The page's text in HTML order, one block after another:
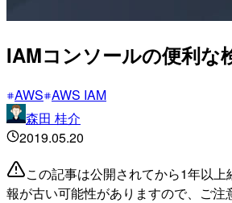
IAMコンソールの便利な
AWS AWS IAM
森田 桂介
2019.05.20
この記事は公開されてから1年以
報が古い可能性がありますので、ご注